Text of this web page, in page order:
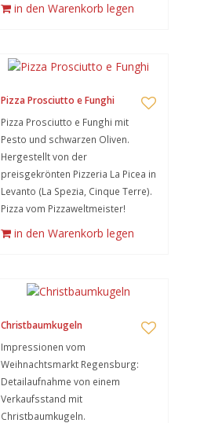
in den Warenkorb legen
Pizza Prosciutto e Funghi
Pizza Prosciutto e Funghi mit
Pesto und schwarzen Oliven.
Hergestellt von der
preisgekrönten Pizzeria La Picea in
Levanto (La Spezia, Cinque Terre).
Pizza vom Pizzaweltmeister!
in den Warenkorb legen
Christbaumkugeln
Impressionen vom
Weihnachtsmarkt Regensburg:
Detailaufnahme von einem
Verkaufsstand mit
Christbaumkugeln.